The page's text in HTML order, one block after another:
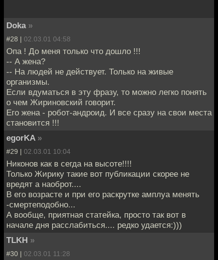
Doka »
#28 | 02.03.01 04:58
Опа ! До меня только что дошло !!!
-- А жена?
-- На людей не действует. Только на живые
организмы.
Если вдуматься в эту фразу, то можно легко понять
о чем Жириновский говорит.
Его жена - робот-андроид. И все сразу на свои места
становится !!!
egorKA »
#29 | 02.03.01 10:04
Никонов как в сегда на высоте!!!!
Только Жирику такие вот публикации скорее не
вредят а наоброт....
В его возрасте и при его раскрутке амплуа менять
-смертеподобно...
А вообще, приятная статейка, просто так вот в
начале дня расслабиться.... редко удается:)))
TLKH »
#30 | 02.03.01 11:28